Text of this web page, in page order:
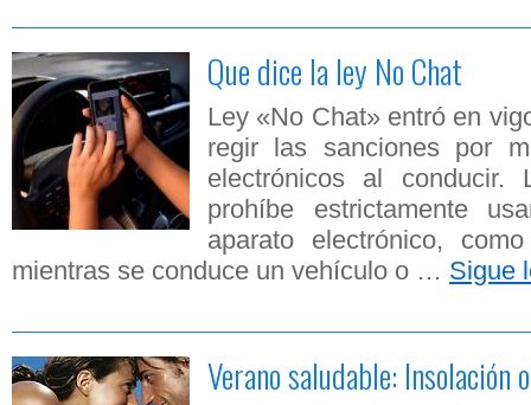
Que dice la ley No Chat
Ley «No Chat» entró en
regir las sanciones por
electrónicos al conducir.
prohíbe estrictamente
aparato electrónico,
mientras se conduce un vehículo o … Sigue
Verano saludable: Insolación